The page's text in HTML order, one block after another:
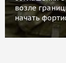
возле
начать